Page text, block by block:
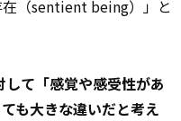
（sentient being）」と
して「感覚や感受性があ
も大きな違いだと考え